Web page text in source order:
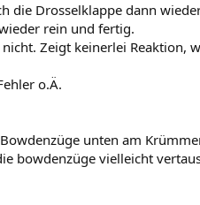
die Drosselklappe dann
rein und fertig.
Zeigt keinerlei Reaktion,
o.Ä.
unten am
bowdenzüge vielleicht